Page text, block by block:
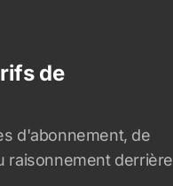
de
d'abonnement, de
raisonnement derrière